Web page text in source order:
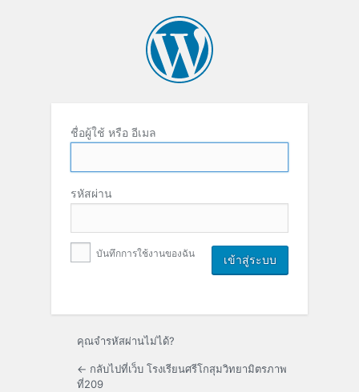
ชื่อผู้ใช้ หรือ อีเมล
รหัสผ่าน
บันทึกการใช้งานของฉัน
คุณจำรหัสผ่านไม่ได้?
← กลับไปที่เว็บ โรงเรียนศรีโกสุมวิทยามิตรภาพ
ที่209